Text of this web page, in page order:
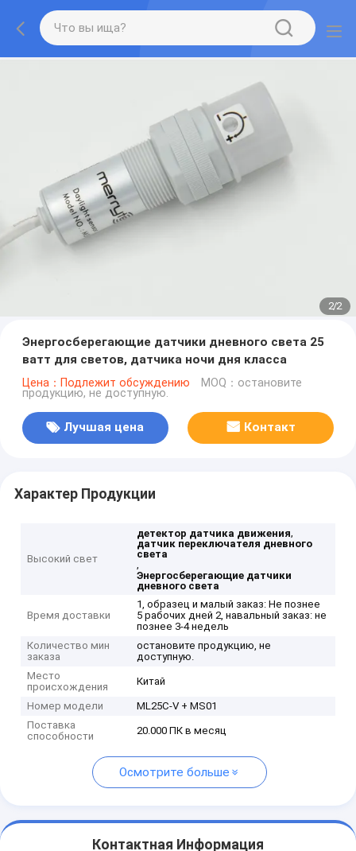
2/2
Энергосберегающие датчики дневного света 25
ватт для светов, датчика ночи дня класса
Цена：Подлежит обсуждению MOQ：остановите
продукцию, не доступную.
Лучшая цена Контакт
Характер Продукции
Высокий свет
детектор датчика движения,
датчик переключателя дневного
света
,
Энергосберегающие датчики
дневного света
Время доставки
1, образец и малый заказ: Не познее
5 рабочих дней 2, навальный заказ: не
познее 3-4 недель
Количество мин
заказа
остановите продукцию, не
доступную.
Место
происхождения
Китай
Номер модели
ML25C-V + MS01
Поставка
способности
20.000 ПК в месяц
Осмотрите больше
Контактная Информация